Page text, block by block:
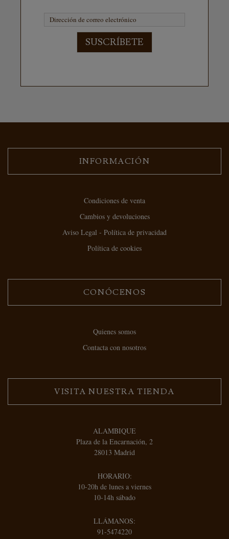
SUSCRÍBETE
INFORMACIÓN
Condiciones de venta
Cambios y devoluciones
Aviso Legal - Política de privacidad
Política de cookies
CONÓCENOS
Quienes somos
Contacta con nosotros
VISITA NUESTRA TIENDA
ALAMBIQUE
Plaza de la Encarnación, 2
28013 Madrid
HORARIO:
10-20h de lunes a viernes
10-14h sábado
LLÁMANOS:
91-5474220